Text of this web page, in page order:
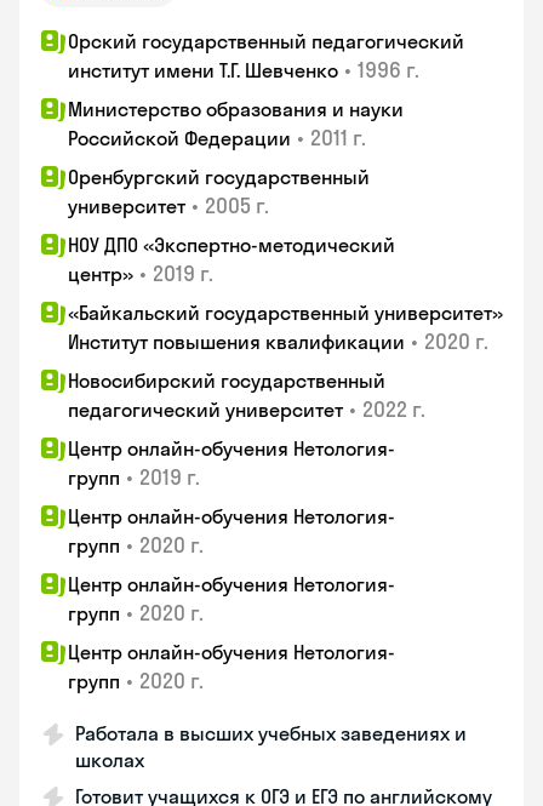
Орский государственный педагогический
институт имени Т.Г. Шевченко • 1996 г.
Министерство образования и науки
Российской Федерации • 2011 г.
Оренбургский государственный
университет • 2005 г.
НОУ ДПО «Экспертно-методический
центр» • 2019 г.
«Байкальский государственный университет»
Институт повышения квалификации • 2020 г.
Новосибирский государственный
педагогический университет • 2022 г.
Центр онлайн-обучения Нетология-
групп • 2019 г.
Центр онлайн-обучения Нетология-
групп • 2020 г.
Центр онлайн-обучения Нетология-
групп • 2020 г.
Центр онлайн-обучения Нетология-
групп • 2020 г.
Работала в высших учебных заведениях и
школах
Готовит учащихся к ОГЭ и ЕГЭ по английскому